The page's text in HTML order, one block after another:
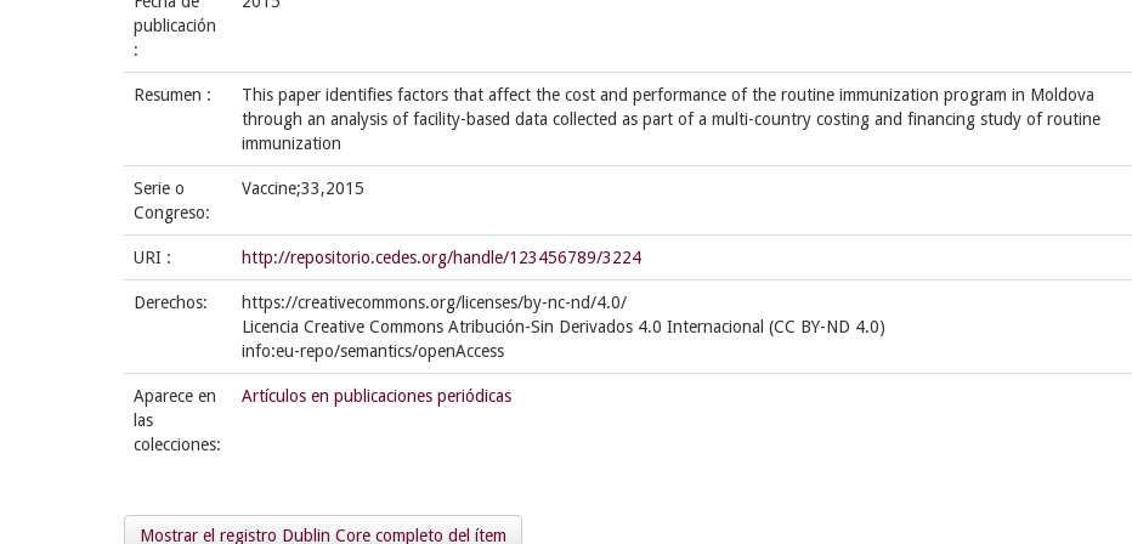
publicación
:
Resumen :
This paper identifies factors that affect the cost and performance of the routine immunization program in Moldova
through an analysis of facility-based data collected as part of a multi-country costing and financing study of routine
immunization
Serie o
Congreso:
Vaccine;33,2015
URI : http://repositorio.cedes.org/handle/123456789/3224
Derechos:
https://creativecommons.org/licenses/by-nc-nd/4.0/
Licencia Creative Commons Atribución-Sin Derivados 4.0 Internacional (CC BY-ND 4.0)
info:eu-repo/semantics/openAccess
Aparece en
las
colecciones:
Artículos en publicaciones periódicas
Mostrar el registro Dublin Core completo del ítem